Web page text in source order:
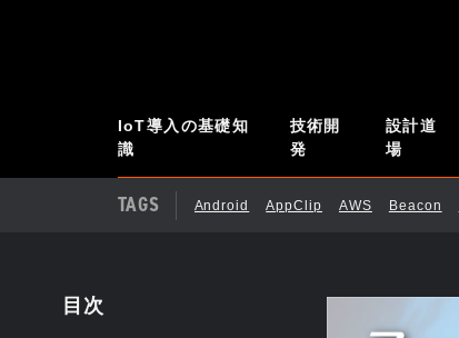
IoT導入の基礎知
識
技術開
発
設計道
場
TAGS Android AppClip AWS Beacon
目次